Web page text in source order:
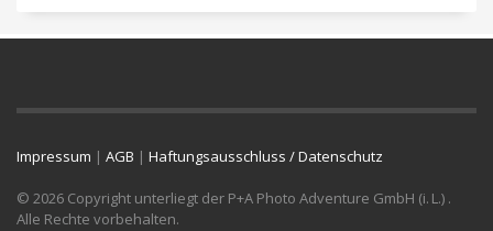
Impressum | AGB | Haftungsausschluss / Datenschutz
© 2026 Copyright unterliegt der P+A Photo Adventure GmbH (i. L.) .
Alle Rechte vorbehalten.